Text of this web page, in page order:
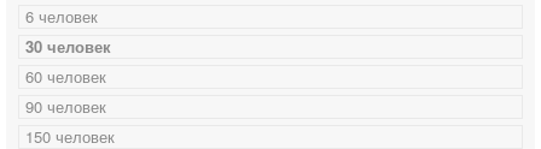
6 человек
30 человек
60 человек
90 человек
150 человек